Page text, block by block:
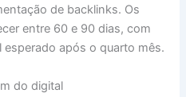
de backlinks. Os
entre 60 e 90 dias, com
após o quarto mês.
do digital